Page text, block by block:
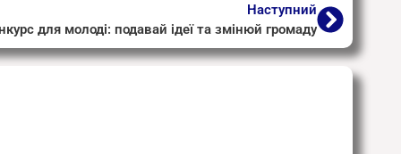
Наступний
для молоді: подавай ідеї та змінюй громаду